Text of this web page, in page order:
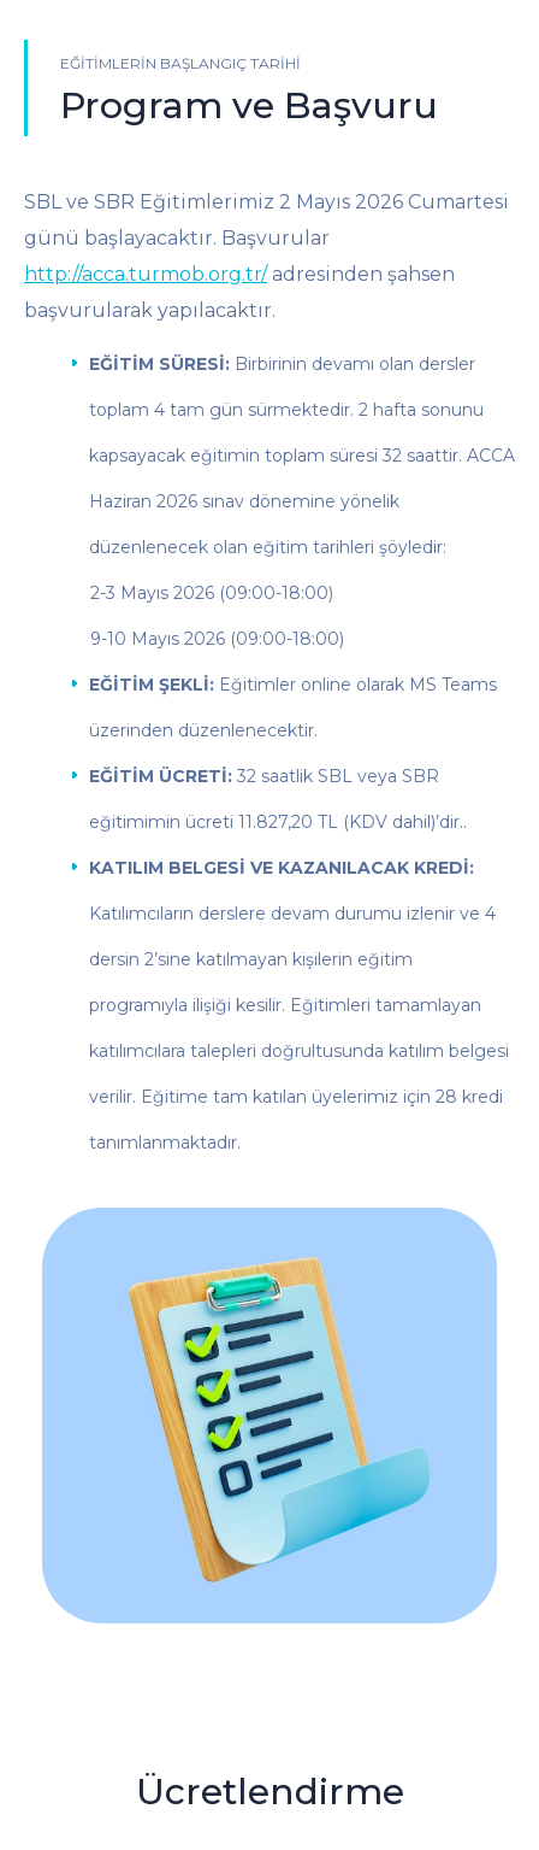
EĞITIMLERIN BAŞLANGIÇ TARIHI
Program ve Başvuru
SBL ve SBR Eğitimlerimiz 2 Mayıs 2026 Cumartesi
günü başlayacaktır. Başvurular
http://acca.turmob.org.tr/adresinden şahsen
başvurularak yapılacaktır.
EĞİTİM SÜRESİ: Birbirinin devamı olan dersler
toplam 4 tam gün sürmektedir. 2 hafta sonunu
kapsayacak eğitimin toplam süresi 32 saattir. ACCA
Haziran 2026 sınav dönemine yönelik
düzenlenecek olan eğitim tarihleri şöyledir:
2-3 Mayıs 2026 (09:00-18:00)
9-10 Mayıs 2026 (09:00-18:00)
EĞİTİM ŞEKLİ: Eğitimler online olarak MS Teams
üzerinden düzenlenecektir.
EĞİTİM ÜCRETİ: 32 saatlik SBL veya SBR
eğitimimin ücreti 11.827,20 TL (KDV dahil)’dir..
KATILIM BELGESİ VE KAZANILACAK KREDİ:
Katılımcıların derslere devam durumu izlenir ve 4
dersin 2’sine katılmayan kişilerin eğitim
programıyla ilişiği kesilir. Eğitimleri tamamlayan
katılımcılara talepleri doğrultusunda katılım belgesi
verilir. Eğitime tam katılan üyelerimiz için 28 kredi
tanımlanmaktadır.
Ücretlendirme